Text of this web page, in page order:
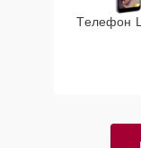
Телефон